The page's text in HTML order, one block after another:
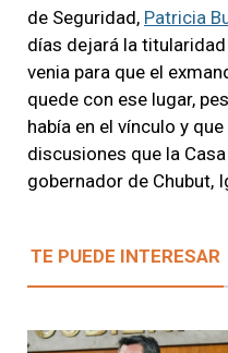
de Seguridad, Patricia
días dejará la
venia para que el
quede con ese lugar,
había en el vínculo y
discusiones que la
gobernador de Chubut,
TE PUEDE INTERESAR